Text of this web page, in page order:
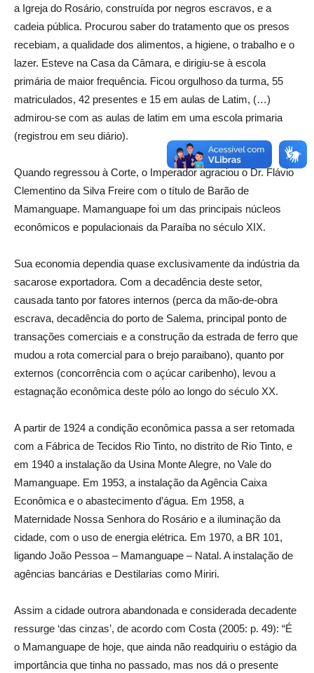
a Igreja do Rosário, construída por negros escravos, e a
cadeia pública. Procurou saber do tratamento que os presos
recebiam, a qualidade dos alimentos, a higiene, o trabalho e o
lazer. Esteve na Casa da Câmara, e dirigiu-se à escola
primária de maior frequência. Ficou orgulhoso da turma, 55
matriculados, 42 presentes e 15 em aulas de Latim, (…)
admirou-se com as aulas de latim em uma escola primaria
(registrou em seu diário).
Quando regressou à Corte, o Imperador agraciou o Dr. Flávio
Clementino da Silva Freire com o título de Barão de
Mamanguape. Mamanguape foi um das principais núcleos
econômicos e populacionais da Paraíba no século XIX.
Sua economia dependia quase exclusivamente da indústria da
sacarose exportadora. Com a decadência deste setor,
causada tanto por fatores internos (perca da mão-de-obra
escrava, decadência do porto de Salema, principal ponto de
transações comerciais e a construção da estrada de ferro que
mudou a rota comercial para o brejo paraibano), quanto por
externos (concorrência com o açúcar caribenho), levou a
estagnação econômica deste pólo ao longo do século XX.
A partir de 1924 a condição econômica passa a ser retomada
com a Fábrica de Tecidos Rio Tinto, no distrito de Rio Tinto, e
em 1940 a instalação da Usina Monte Alegre, no Vale do
Mamanguape. Em 1953, a instalação da Agência Caixa
Econômica e o abastecimento d’água. Em 1958, a
Maternidade Nossa Senhora do Rosário e a iluminação da
cidade, com o uso de energia elétrica. Em 1970, a BR 101,
ligando João Pessoa – Mamanguape – Natal. A instalação de
agências bancárias e Destilarias como Miriri.
Assim a cidade outrora abandonada e considerada decadente
ressurge ‘das cinzas’, de acordo com Costa (2005: p. 49): “É
o Mamanguape de hoje, que ainda não readquiriu o estágio da
importância que tinha no passado, mas nos dá o presente